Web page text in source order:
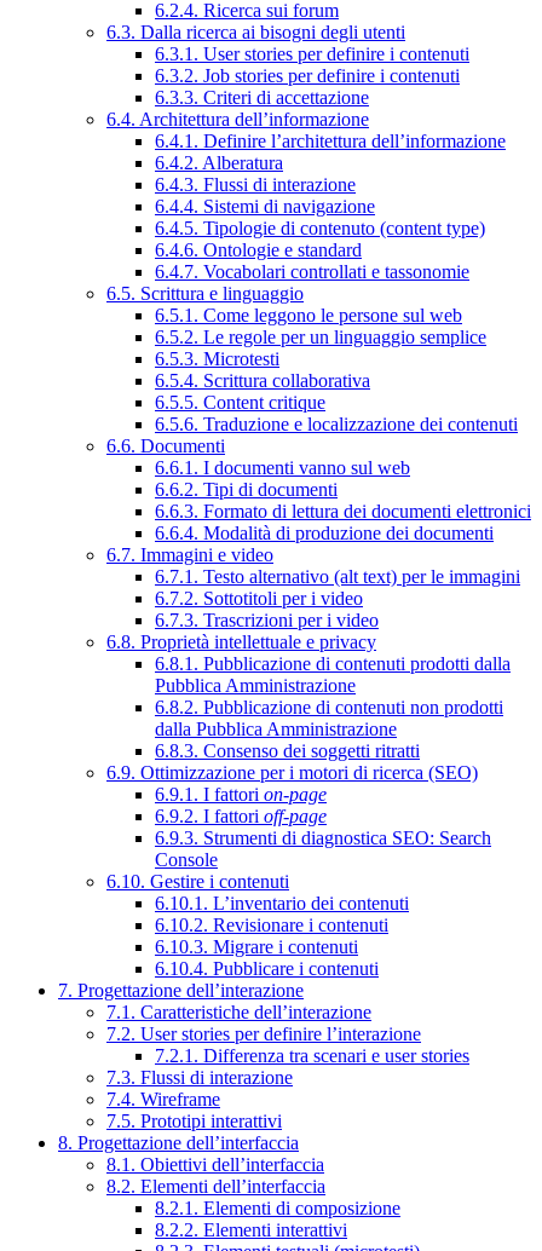
6.2.4. Ricerca sui forum
6.3. Dalla ricerca ai bisogni degli utenti
6.3.1. User stories per definire i contenuti
6.3.2. Job stories per definire i contenuti
6.3.3. Criteri di accettazione
6.4. Architettura dell’informazione
6.4.1. Definire l’architettura dell’informazione
6.4.2. Alberatura
6.4.3. Flussi di interazione
6.4.4. Sistemi di navigazione
6.4.5. Tipologie di contenuto (content type)
6.4.6. Ontologie e standard
6.4.7. Vocabolari controllati e tassonomie
6.5. Scrittura e linguaggio
6.5.1. Come leggono le persone sul web
6.5.2. Le regole per un linguaggio semplice
6.5.3. Microtesti
6.5.4. Scrittura collaborativa
6.5.5. Content critique
6.5.6. Traduzione e localizzazione dei contenuti
6.6. Documenti
6.6.1. I documenti vanno sul web
6.6.2. Tipi di documenti
6.6.3. Formato di lettura dei documenti elettronici
6.6.4. Modalità di produzione dei documenti
6.7. Immagini e video
6.7.1. Testo alternativo (alt text) per le immagini
6.7.2. Sottotitoli per i video
6.7.3. Trascrizioni per i video
6.8. Proprietà intellettuale e privacy
6.8.1. Pubblicazione di contenuti prodotti dalla
Pubblica Amministrazione
6.8.2. Pubblicazione di contenuti non prodotti
dalla Pubblica Amministrazione
6.8.3. Consenso dei soggetti ritratti
6.9. Ottimizzazione per i motori di ricerca (SEO)
6.9.1. I fattori on-page
6.9.2. I fattori off-page
6.9.3. Strumenti di diagnostica SEO: Search
Console
6.10. Gestire i contenuti
6.10.1. L’inventario dei contenuti
6.10.2. Revisionare i contenuti
6.10.3. Migrare i contenuti
6.10.4. Pubblicare i contenuti
7. Progettazione dell’interazione
7.1. Caratteristiche dell’interazione
7.2. User stories per definire l’interazione
7.2.1. Differenza tra scenari e user stories
7.3. Flussi di interazione
7.4. Wireframe
7.5. Prototipi interattivi
8. Progettazione dell’interfaccia
8.1. Obiettivi dell’interfaccia
8.2. Elementi dell’interfaccia
8.2.1. Elementi di composizione
8.2.2. Elementi interattivi